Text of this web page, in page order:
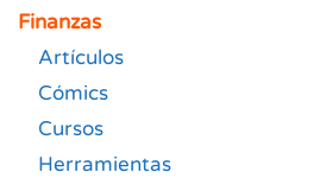
Finanzas
Artículos
Cómics
Cursos
Herramientas